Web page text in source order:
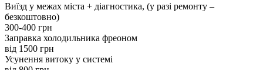
Виїзд у межах міста + діагностика, (у разі ремонту –
безкоштовно)
300-400 грн
Заправка холодильника фреоном
від 1500 грн
Усунення витоку у системі